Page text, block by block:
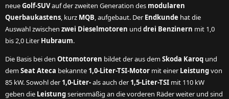
neueGolf-SUVauf der zweiten Generation des modularen
Querbaukastens, kurz MQB, aufgebaut. Der Endkunde hat die
Auswahl zwischen zwei Dieselmotoren und drei Benzinern mit 1,0
bis 2,0 Liter Hubraum.
Die Basis bei den Ottomotoren bildet der aus demSkoda Karoq und
demSeat Ateca bekannte 1,0-Liter-TSI-Motor mit einer Leistungvon
85 kW. Sowohl der 1,0-Liter-als auch der 1,5-Liter-TSI mit 110 kW
geben die Leistungserienmäßig an die vorderen Räder weiter und sind